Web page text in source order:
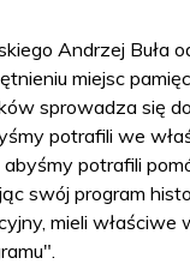
Andrzej Buła
miejsc
sprowadza się
potrafili we
potrafili
swój program
mieli właściwe